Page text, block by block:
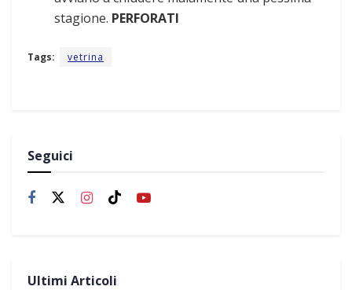
stagione. PERFORATI
Tags: vetrina
Seguici
Ultimi Articoli